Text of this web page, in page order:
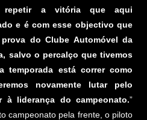
repetir a vitória que aqui
e é com esse objectivo que
do Clube Automóvel da
salvo o percalço que tivemos
temporada está correr como
novamente lutar pelo
à liderança do campeonato.”
campeonato pela frente, o piloto